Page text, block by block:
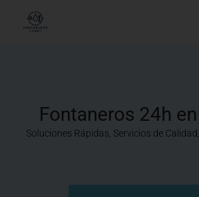
Fontaneros 24h
Soluciones Rápidas, Servicios de